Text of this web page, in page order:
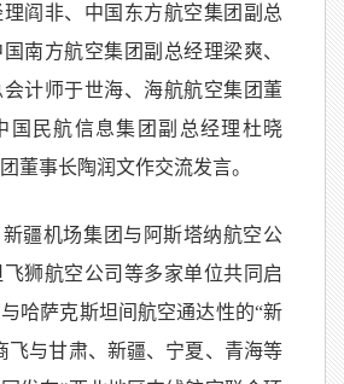
阎非、中国东方航空集团副总
南方航空集团副总经理梁爽、
计师于世海、海航航空集团董
国民航信息集团副总经理杜晓
董事长陶润文作交流发言。
疆机场集团与阿斯塔纳航空公
狮航空公司等多家单位共同启
哈萨克斯坦间航空通达性的“新
飞与甘肃、新疆、宁夏、青海等